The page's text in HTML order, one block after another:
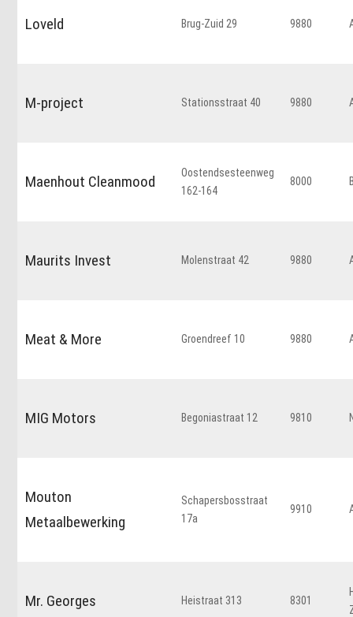
Loveld Brug-Zuid 29 9880
M-project Stationsstraat 40 9880
Maenhout Cleanmood
Oostendsesteenweg
162-164
8000
Maurits Invest Molenstraat 42 9880
Meat & More Groendreef 10 9880
MIG Motors Begoniastraat 12 9810
Mouton
Metaalbewerking
Schapersbosstraat
17a
9910
Mr. Georges Heistraat 313 8301